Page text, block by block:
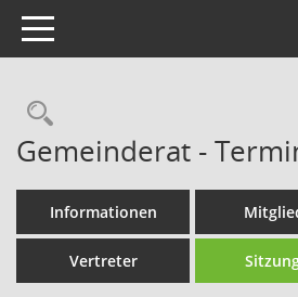
Toggle navigation
Rechercheauswahl
Gemeinderat -
Informationen
Vertreter